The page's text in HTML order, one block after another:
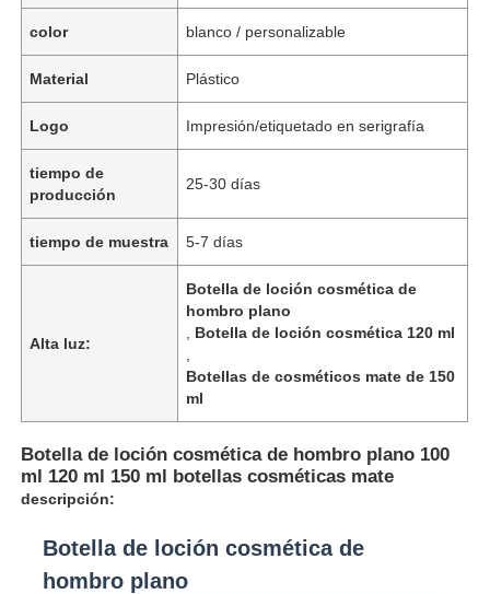
color blanco / personalizable
Material Plástico
Logo Impresión/etiquetado en serigrafía
tiempo de
producción
25-30 días
tiempo de muestra 5-7 días
Alta luz:
Botella de loción cosmética de
hombro plano
Botella de loción cosmética 120 ml
Botellas de cosméticos mate de 150
ml
Botella de loción cosmética de hombro plano 100
ml 120 ml 150 ml botellas cosméticas mate
descripción:
Botella de loción cosmética de
hombro plano